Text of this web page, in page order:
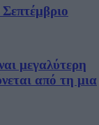
μεγαλύτερη
από τη μια